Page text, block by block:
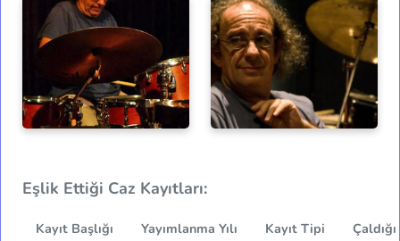
Eşlik Ettiği Caz Kayıtları:
Kayıt Başlığı Yayımlanma Yılı Kayıt Tipi